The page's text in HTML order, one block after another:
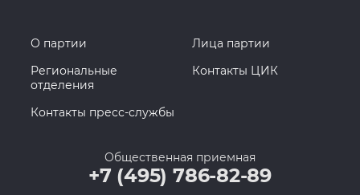
О партии
Лица партии
Региональные
отделения
Контакты ЦИК
Контакты пресс-службы
Общественная приемная
+7 (495) 786-82-89